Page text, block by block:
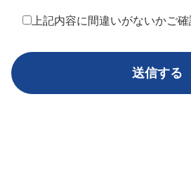
上記内容に間違いがないかご確